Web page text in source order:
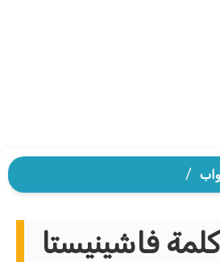
/
فاشينيستا